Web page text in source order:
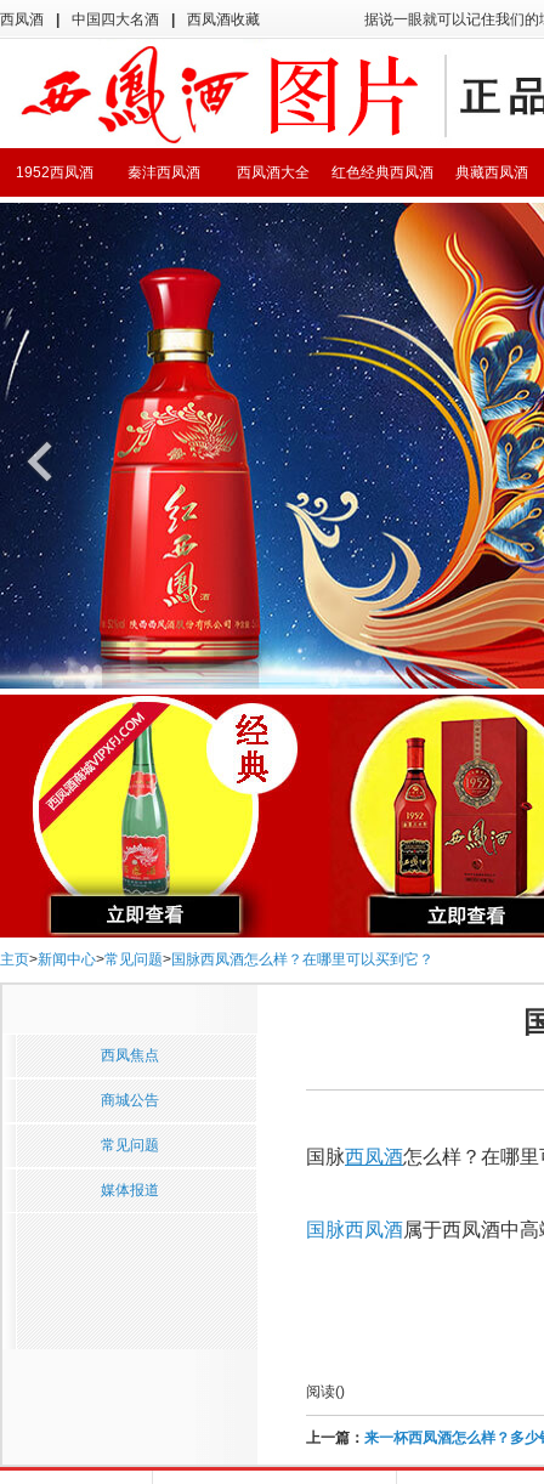
西凤酒 中国四大名酒 西凤酒收藏 据说一眼就可以记住我们
典藏西凤酒
红色经典西凤酒
西凤酒大全
秦沣西凤酒
1952西凤酒
主页>新闻中心>常见问题>国脉西凤酒怎么样？在哪里可以买到它？
西凤焦点
商城公告
常见问题
媒体报道
国脉西凤酒怎么样？在哪
国脉西凤酒属于西凤酒中
阅读()
上一篇： 来一杯西凤酒怎么样？多少